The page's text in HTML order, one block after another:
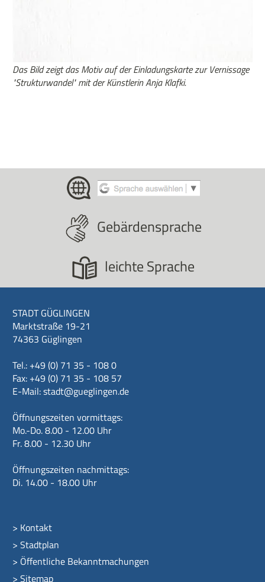
Das Bild zeigt das Motiv auf der Einladungskarte zur Vernissage
"Strukturwandel" mit der Künstlerin Anja Klafki.
Gebärdensprache
leichte Sprache
STADT GÜGLINGEN
Marktstraße 19-21
74363 Güglingen
Tel.: +49 (0) 71 35 - 108 0
Fax: +49 (0) 71 35 - 108 57
E-Mail:stadt@gueglingen.de
Öffnungszeiten vormittags:
Mo.-Do. 8.00 - 12.00 Uhr
Fr. 8.00 - 12.30 Uhr
Öffnungszeiten nachmittags:
Di. 14.00 - 18.00 Uhr
> Kontakt
> Stadtplan
> Öffentliche Bekanntmachungen
> Sitemap